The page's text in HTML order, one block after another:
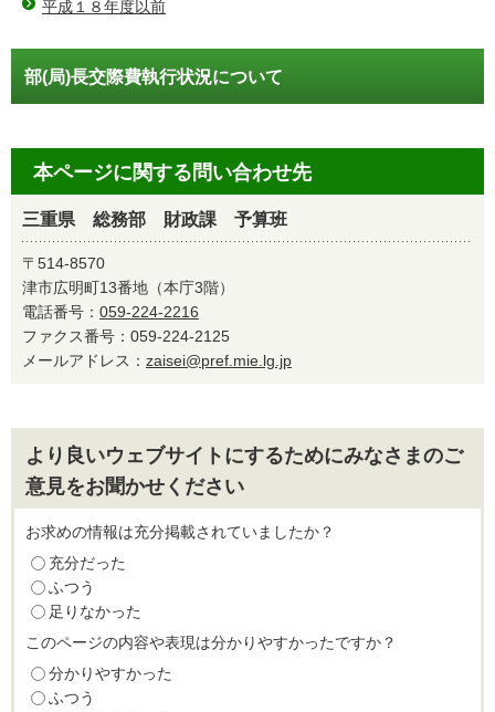
平成１８年度以前
部(局)長交際費執行状況について
本ページに関する問い合わせ先
三重県 総務部 財政課 予算班
〒514-8570
津市広明町13番地（本庁3階）
電話番号： 059-224-2216
ファクス番号：059-224-2125
メールアドレス： zaisei@pref.mie.lg.jp
より良いウェブサイトにするためにみなさまのご
意見をお聞かせください
お求めの情報は充分掲載されていましたか？
充分だった
ふつう
足りなかった
このページの内容や表現は分かりやすかったですか？
分かりやすかった
ふつう